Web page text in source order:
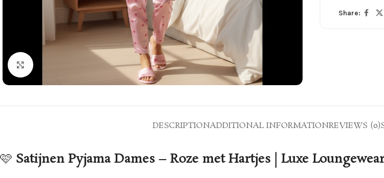
Share:
DESCRIPTIONADDITIONAL INFORMATIONREVIEWS (0)
🩷 Satijnen Pyjama Dames – Roze met Hartjes | Luxe